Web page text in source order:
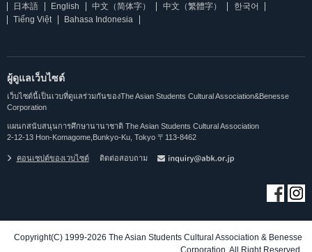
日本語 English 中文（简体字） 中文（繁體字）
한국어
Tiếng Việt
Bahasa Indonesia
ผู้ดูแลเว็บไซต์
เว็บไซต์นี้เป็นเวบที่ดูแลร่วมกันของThe Asian Students Cultural Association&Benesse
Corporation
แผนกสนับสนุนการศึกษานานาชาติ The Asian Students Cultural Association
2-12-13 Hon-Komagome,Bunkyo-Ku, Tokyo 〒113-8462
คอนเซปต์ของเวบไซต์ ติดต่อสอบถาม
Copyright(C) 1999-2026 The Asian Students Cultural Association & Benesse
Corporation. All Right Reserved.